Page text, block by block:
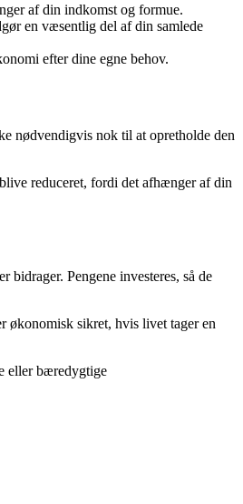
af din indkomst og formue.
en væsentlig del af din samlede
efter dine egne behov.
nødvendigvis nok til at opretholde den
reduceret, fordi det afhænger af din
bidrager. Pengene investeres, så de
økonomisk sikret, hvis livet tager en
eller bæredygtige